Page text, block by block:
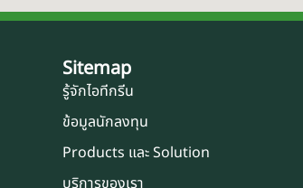
Sitemap
รู้จักไอทีกรีน
ข้อมูลนักลงทุน
Products และ Solution
บริการของเรา